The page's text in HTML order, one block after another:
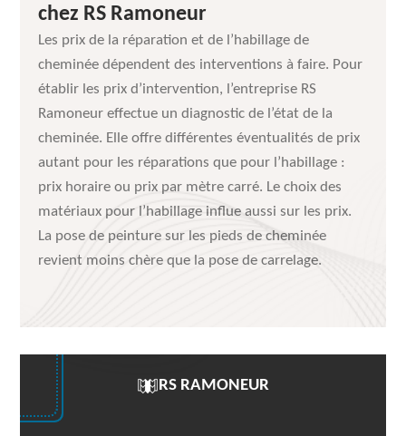
chez RS Ramoneur
Les prix de la réparation et de l’habillage de
cheminée dépendent des interventions à faire. Pour
établir les prix d’intervention, l’entreprise RS
Ramoneur effectue un diagnostic de l’état de la
cheminée. Elle offre différentes éventualités de prix
autant pour les réparations que pour l’habillage :
prix horaire ou prix par mètre carré. Le choix des
matériaux pour l’habillage influe aussi sur les prix.
La pose de peinture sur les pieds de cheminée
revient moins chère que la pose de carrelage.
RS RAMONEUR